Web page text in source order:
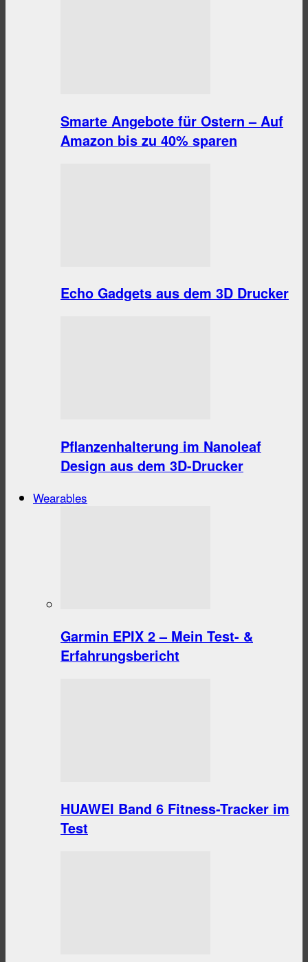
Smarte Angebote für Ostern – Auf
Amazon bis zu 40% sparen
Echo Gadgets aus dem 3D Drucker
Pflanzenhalterung im Nanoleaf
Design aus dem 3D-Drucker
Wearables
Garmin EPIX 2 – Mein Test- &
Erfahrungsbericht
HUAWEI Band 6 Fitness-Tracker im
Test